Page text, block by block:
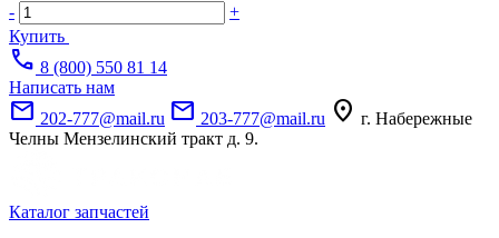
-
+
Купить
call 8 (800) 550 81 14
Написать нам
mail 202-777@mail.ru mail 203-777@mail.ru location_on г. Набережные
Челны Мензелинский тракт д. 9.
Каталог запчастей